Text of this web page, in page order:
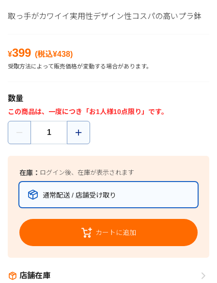
取っ手がカワイイ実用性デザイン性コスパの高いプラ鉢
¥399 (税込¥438)
受取方法によって販売価格が変動する場合があります。
数量
この商品は、一度につき「お1人様10点限り」です。
在庫： ログイン後、在庫が表示されます
通常配送 / 店舗受け取り
カートに追加
店舗在庫